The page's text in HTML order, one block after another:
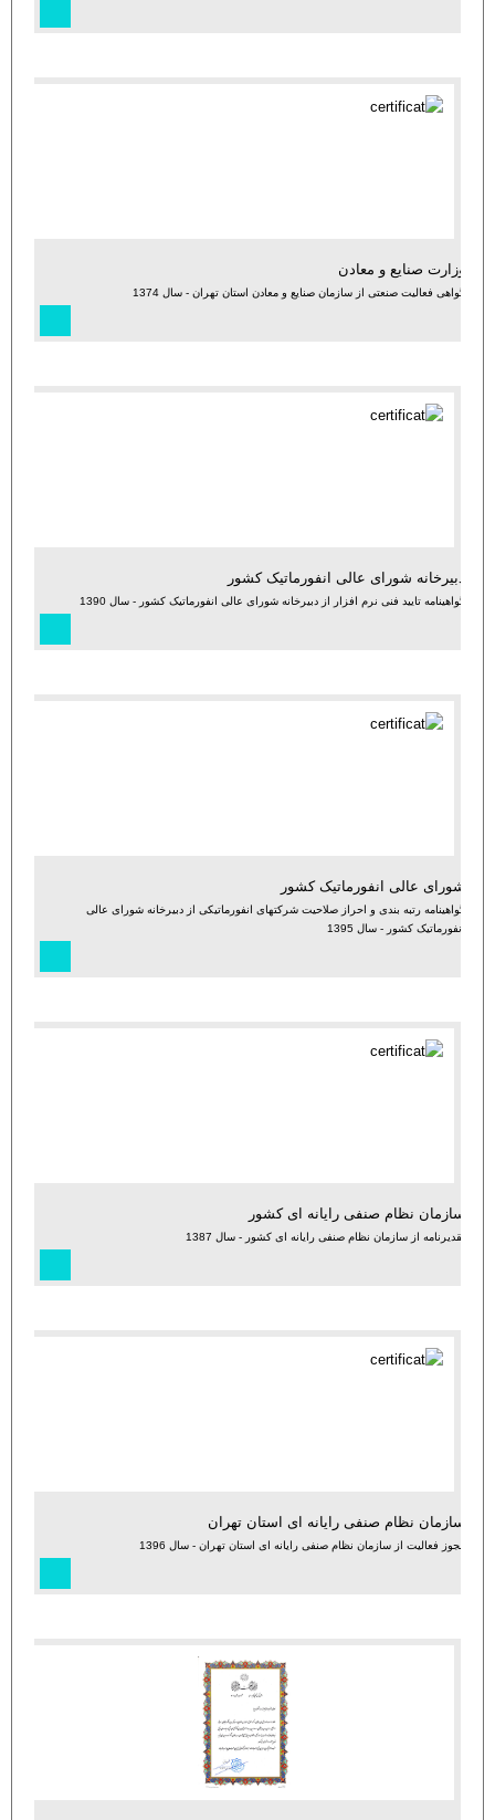
وزارت صنایع و معادن
گواهی فعالیت صنعتی از سازمان صنایع و معادن استان تهران - سال 1374
دبیرخانه شورای عالی انفورماتیک کشور
گواهینامه تایید فنی نرم افزار از دبیرخانه شورای عالی انفورماتیک کشور - سال 1390
شورای عالی انفورماتیک کشور
گواهینامه رتبه بندی و احراز صلاحیت شرکتهای انفورماتیکی از دبیرخانه شورای عالی
انفورماتیک کشور - سال 1395
سازمان نظام صنفی رایانه ای کشور
تقدیرنامه از سازمان نظام صنفی رایانه ای کشور - سال 1387
سازمان نظام صنفی رایانه ای استان تهران
مجوز فعالیت از سازمان نظام صنفی رایانه ای استان تهران - سال 1396